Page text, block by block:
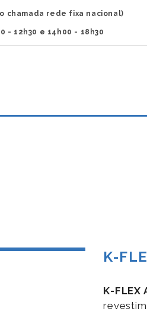
chamada rede fixa nacional)
- 12h30 e 14h00 - 18h30
K-
K-FLEX